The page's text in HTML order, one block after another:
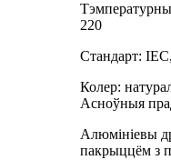
220
Стандарт:
Колер:
Асноўныя
Алюмініевы
пакрыццём з